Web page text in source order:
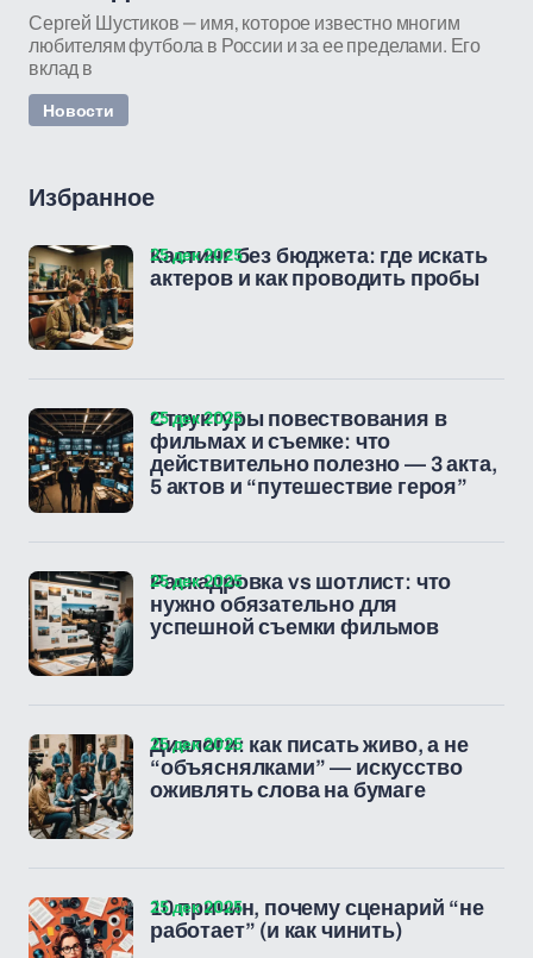
Сергей Шустиков — имя, которое известно многим
любителям футбола в России и за ее пределами. Его
вклад в
Новости
Избранное
Кастинг без бюджета: где искать
актеров и как проводить пробы
25 дек 2025
Структуры повествования в
фильмах и съемке: что
действительно полезно — 3 акта,
5 актов и “путешествие героя”
25 дек 2025
Раскадровка vs шотлист: что
нужно обязательно для
успешной съемки фильмов
25 дек 2025
Диалоги: как писать живо, а не
“объяснялками” — искусство
оживлять слова на бумаге
25 дек 2025
10 причин, почему сценарий “не
работает” (и как чинить)
25 дек 2025